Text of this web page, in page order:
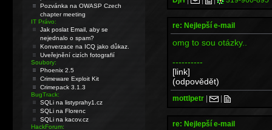
re: Nejlepší e-mail
omg to sou otázky..
----------
[link]
(odpovědět)
mottlpetr | |
re: Nejlepší e-mail
Pozvánka na OWASP Czech
chapter meeting
IT Právo:
Jak poslat Email, aby se
nejednalo o spam?
Konverzace na ICQ jako důkaz.
Uveřejnění cizích fotografií
Soubory:
Phoenix 2.5
Crimeware Exploit Kit
Crimepack 3.1.3
BugTrack:
SQLi na listyprahy1.cz
SQLi na Florenc
SQLi na kacov.cz
HackForum: